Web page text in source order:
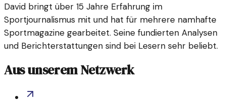
David bringt über 15 Jahre Erfahrung im
Sportjournalismus mit und hat für mehrere namhafte
Sportmagazine gearbeitet. Seine fundierten Analysen
und Berichterstattungen sind bei Lesern sehr beliebt.
Aus unserem Netzwerk